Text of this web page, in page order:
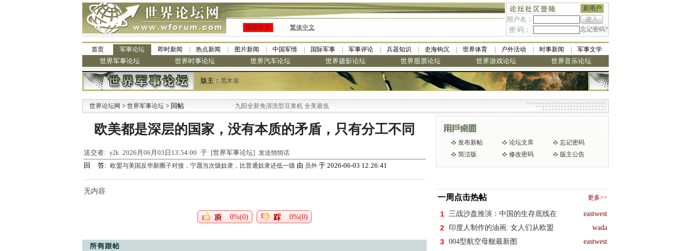
新用户
用户名：
密 码：
忘记密码?
简体中文 繁体中文
首页 军事论坛 即时新闻 热点新闻 图片新闻 中国军情 国际军事 军事评论 兵器知识 史海钩沉 世界体育 户外活动 时事新闻 军事文学
世界军事论坛 世界时事论坛 世界汽车论坛 世界摄影论坛 世界股票论坛 世界游戏论坛 世界音乐论坛
版主： 黑木崖
世界论坛网 > 世界军事论坛 > 回帖 九阳全新免清洗型豆浆机 全美最低
欧美都是深层的国家，没有本质的矛盾，只有分工不同
送交者: y2k 2026月06月03日13:54:00 于 [世界军事论坛] 发送悄悄话
回 答: 欧盟与美国反华新圈子对接，宁愿当次级奴隶，比普通奴隶还低一级 由 员外 于 2026-06-03 12:26:41
无内容
0%(0) 0%(0)
发布新帖 论坛文库
忘记密码
简洁版
修改密码 版主公告
一周点击热帖 更多>>
1 三战沙盘推演：中国的生存底线在 eastwest
2 印度人制作的油画: 女人们从欧盟 wada
3 004型航空母舰最新图 eastwest